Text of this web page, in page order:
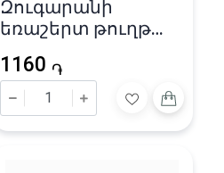
Զուգարանի
եռաշերտ թուղթ
թերթ / 12.0x9.5սմ
1160 ֏